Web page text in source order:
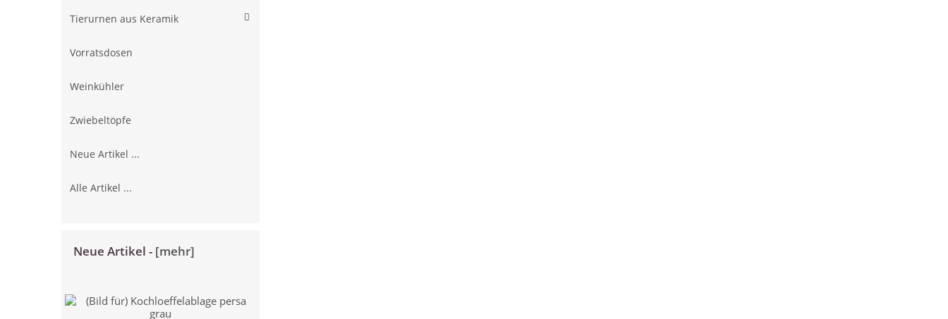
Tierurnen aus Keramik
Vorratsdosen
Weinkühler
Zwiebeltöpfe
Neue Artikel ...
Alle Artikel ...
Neue Artikel - [mehr]